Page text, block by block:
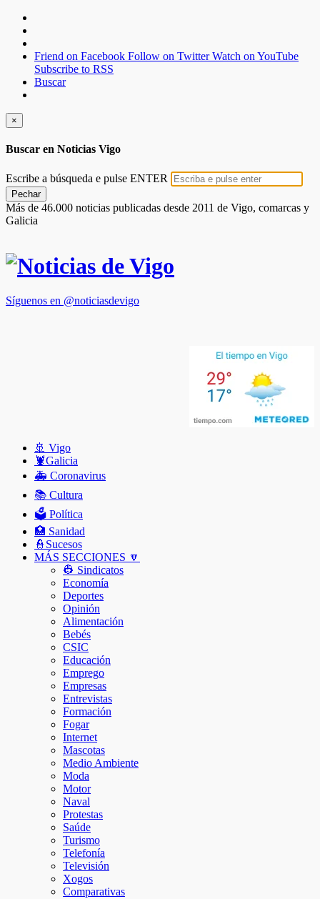
Friend on Facebook Follow on Twitter Watch on YouTube
Subscribe to RSS
Buscar
×
Buscar en Noticias Vigo
Escribe a búsqueda e pulse ENTER
Pechar
Más de 46.000 noticias publicadas desde 2011 de Vigo, comarcas y
Galicia
Síguenos en @noticiasdevigo
🚢 Vigo
🦞️Galicia
🚑 Coronavirus
📚 Cultura
🗳️ Política
🏥 Sanidad
👮Sucesos
MÁS SECCIONES 🔽
👷 Sindicatos
Economía
Deportes
Opinión
Alimentación
Bebés
CSIC
Educación
Emprego
Empresas
Entrevistas
Formación
Fogar
Internet
Mascotas
Medio Ambiente
Moda
Motor
Naval
Protestas
Saúde
Turismo
Telefonía
Televisión
Xogos
Comparativas